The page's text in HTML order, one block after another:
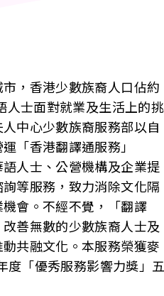
，香港少數族裔人口佔約
人士面對就業及生活上的挑
中心少數族裔服務部以自
「香港翻譯通服務」
語人士、公營機構及企業提
等服務，致力消除文化隔
會。不經不覺，「翻譯
善無數的少數族裔人士及
共融文化。本服務榮獲麥
度「優秀服務影響力獎」